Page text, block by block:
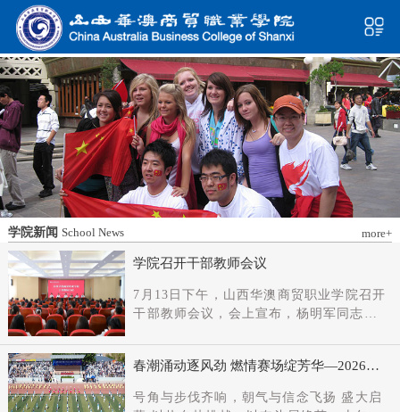
学院新闻 School News more+
学院召开干部教师会议
7月13日下午，山西华澳商贸职业学院召开
干部教师会议，会上宣布，杨明军同志任
记、督导专员职务。省委教育工委主持日
常工作的副书记（正厅长级），省教育厅
党组成员、副厅长王军出席会议并讲话。
春潮涌动逐风劲 燃情赛场绽芳华—2026年
号角与步伐齐响，朝气与信念飞扬 盛大启